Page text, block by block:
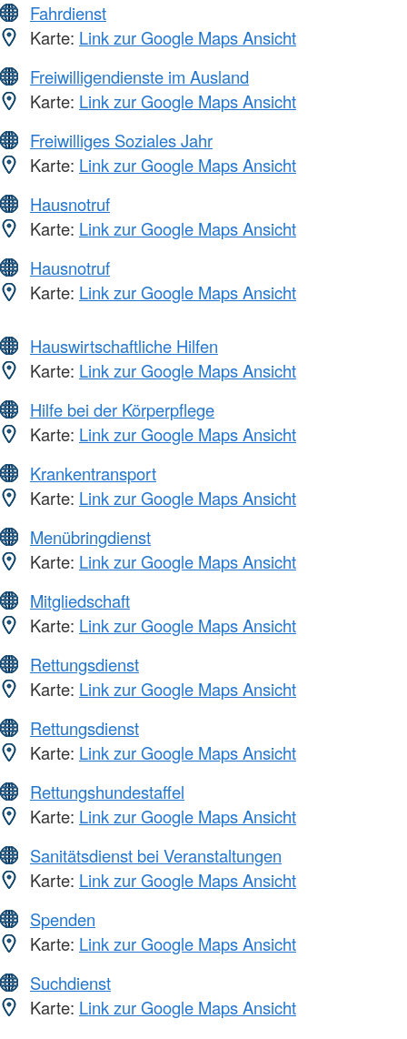
Fahrdienst
Karte: Link zur Google Maps Ansicht
Freiwilligendienste im Ausland
Karte: Link zur Google Maps Ansicht
Freiwilliges Soziales Jahr
Karte: Link zur Google Maps Ansicht
Hausnotruf
Karte: Link zur Google Maps Ansicht
Hausnotruf
Karte: Link zur Google Maps Ansicht
Hauswirtschaftliche Hilfen
Karte: Link zur Google Maps Ansicht
Hilfe bei der Körperpflege
Karte: Link zur Google Maps Ansicht
Krankentransport
Karte: Link zur Google Maps Ansicht
Menübringdienst
Karte: Link zur Google Maps Ansicht
Mitgliedschaft
Karte: Link zur Google Maps Ansicht
Rettungsdienst
Karte: Link zur Google Maps Ansicht
Rettungsdienst
Karte: Link zur Google Maps Ansicht
Rettungshundestaffel
Karte: Link zur Google Maps Ansicht
Sanitätsdienst bei Veranstaltungen
Karte: Link zur Google Maps Ansicht
Spenden
Karte: Link zur Google Maps Ansicht
Suchdienst
Karte: Link zur Google Maps Ansicht